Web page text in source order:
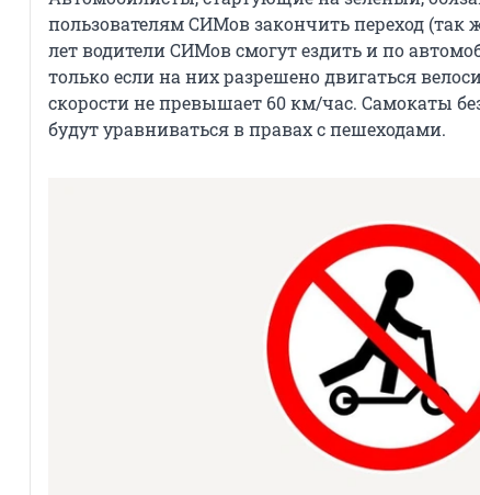
пользователям СИМов закончить переход (так
лет водители СИМов смогут ездить и по
только если на них разрешено двигаться
скорости не превышает 60 км/час. Самокаты
будут уравниваться в правах с пешеходами.